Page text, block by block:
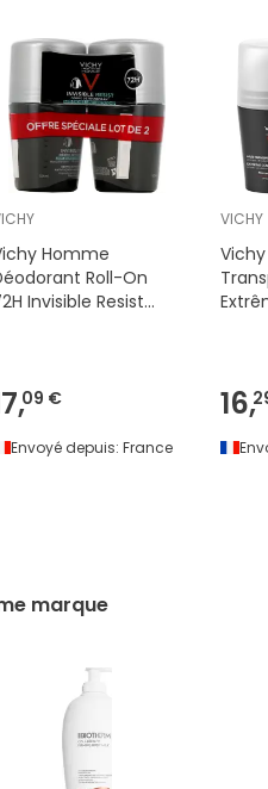
Homme
Roll-On
Invisible Resist
09 €
Envoyé depuis: France
VICHY
16,
marque